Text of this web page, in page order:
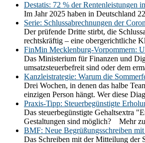
Destatis: 72 % der Rentenleistungen
Im Jahr 2025 haben in Deutschland
Serie: Schlussabrechnungen der
Der prüfende Dritte stirbt, die
rechtskräftig – eine obergerichtliche
FinMin Mecklenburg-Vorpommern:
Das Ministerium für Finanzen und
umsatzsteuerbefreit sind oder dem
Kanzleistrategie: Warum die
Drei Wochen, in denen das halbe
einzigen Person hängt. Wer diese
Praxis-Tipp: Steuerbegünstigte
Das steuerbegünstigte Gehaltsextra
Gestaltungen sind möglich? Mehr
BMF: Neue Begrüßungsschreiben
Das Schreiben mit der Mitteilung der